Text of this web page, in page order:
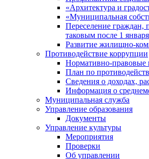
«Архитектура и
«Муниципальная
Переселение граждан,
таковым после 1
Развитие жилищно-
Противодействие коррупции
Нормативно-правовые
План по
Сведения о доходах,
Информация о
Муниципальная служба
Управление образования
Документы
Управление культуры
Мероприятия
Проверки
Об управлении